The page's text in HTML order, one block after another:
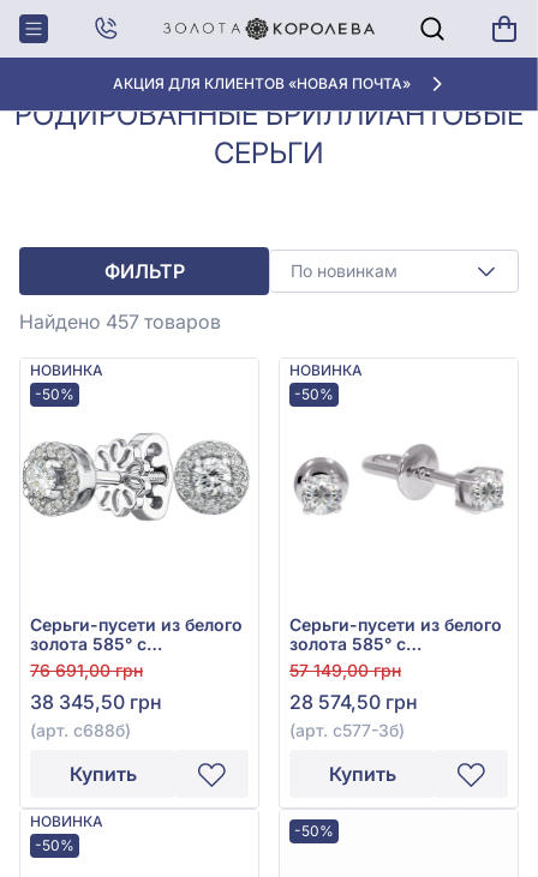
АКЦИЯ ДЛЯ КЛИЕНТОВ «НОВАЯ ПОЧТА»
Главная
Серьги с
бриллиантами
Родированные
бриллиантовые серьги
РОДИРОВАННЫЕ БРИЛЛИАНТОВЫЕ
СЕРЬГИ
ФИЛЬТР По новинкам
Найдено 457 товаров
НОВИНКА
-50%
Серьги-пусети из белого
золота 585° с
бриллиантами 0,26ct,
арт. с688б
76 691,00 грн
38 345,50 грн
(арт. с688б)
Купить
НОВИНКА
-50%
Серьги-пусети из белого
золота 585° с
бриллиантами 0,19ct, арт.
с577-3б
57 149,00 грн
28 574,50 грн
(арт. с577-3б)
Купить
НОВИНКА
-50%
-50%